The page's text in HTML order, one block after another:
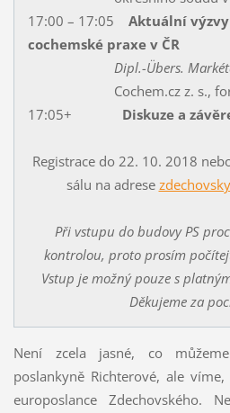
17:00 – 17:05 Aktuální
cochemské praxe v ČR
Dipl.-Übers.
Cochem.cz z. s.,
17:05+ Diskuze a
Registrace do 22. 10. 2018
sálu na adrese
Při vstupu do budovy PS
kontrolou, proto prosím
Vstup je možný pouze s
Děkujeme za
Není zcela jasné, co
poslankyně Richterové, ale
europoslance Zdechovského.